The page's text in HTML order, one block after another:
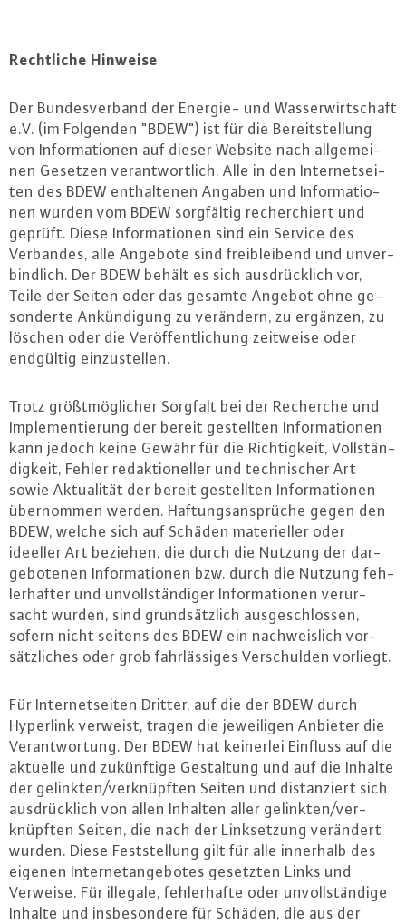
Recht­li­che Hinweise
Der Bun­des­ver­band der Energie- und Was­ser­wirt­schaft
e.V. (im Folgenden "BDEW") ist für die Be­reit­stel­lung
von In­for­ma­tio­nen auf dieser Website nach all­ge­mei­
nen Gesetzen ver­ant­wort­lich. Alle in den In­ter­net­sei­
ten des BDEW ent­hal­te­nen Angaben und In­for­ma­tio­
nen wurden vom BDEW sorg­fäl­tig re­cher­chiert und
geprüft. Diese In­for­ma­tio­nen sind ein Service des
Verbandes, alle Angebote sind freiblei­bend und un­ver­
bind­lich. Der BDEW behält es sich aus­drück­lich vor,
Teile der Seiten oder das gesamte Angebot ohne ge­
son­der­te An­kün­di­gung zu verändern, zu ergänzen, zu
löschen oder die Ver­öf­fent­li­chung zeitweise oder
endgültig ein­zu­stel­len.
Trotz größt­mög­li­cher Sorgfalt bei der Recherche und
Im­ple­men­tie­rung der bereit ge­stell­ten In­for­ma­tio­nen
kann jedoch keine Gewähr für die Rich­tig­keit, Voll­stän­
dig­keit, Fehler re­dak­tio­nel­ler und tech­ni­scher Art
sowie Ak­tua­li­tät der bereit ge­stell­ten In­for­ma­tio­nen
über­nom­men werden. Haf­tungs­an­sprü­che gegen den
BDEW, welche sich auf Schäden ma­te­ri­el­ler oder
ideeller Art beziehen, die durch die Nutzung der dar­
ge­bo­te­nen In­for­ma­tio­nen bzw. durch die Nutzung feh­
ler­haf­ter und un­voll­stän­di­ger In­for­ma­tio­nen ver­ur­
sacht wurden, sind grund­sätz­lich aus­ge­schlos­sen,
sofern nicht seitens des BDEW ein nach­weis­lich vor­
sätz­li­ches oder grob fahr­läs­si­ges Ver­schul­den vorliegt.
Für In­ter­net­sei­ten Dritter, auf die der BDEW durch
Hyperlink verweist, tragen die je­wei­li­gen Anbieter die
Ver­ant­wor­tung. Der BDEW hat keinerlei Einfluss auf die
aktuelle und zu­künf­ti­ge Ge­stal­tung und auf die Inhalte
der gelinkten/ver­knüpf­ten Seiten und dis­tan­ziert sich
aus­drück­lich von allen Inhalten aller gelinkten/ver­
knüpf­ten Seiten, die nach der Link­set­zung verändert
wurden. Diese Fest­stel­lung gilt für alle innerhalb des
eigenen In­ter­net­an­ge­bo­tes gesetzten Links und
Verweise. Für illegale, feh­ler­haf­te oder un­voll­stän­di­ge
Inhalte und ins­be­son­de­re für Schäden, die aus der